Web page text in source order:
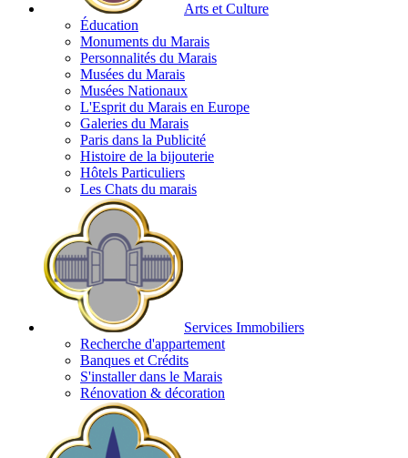
Arts et Culture
Éducation
Monuments du Marais
Personnalités du Marais
Musées du Marais
Musées Nationaux
L'Esprit du Marais en Europe
Galeries du Marais
Paris dans la Publicité
Histoire de la bijouterie
Hôtels Particuliers
Les Chats du marais
Services Immobiliers
Recherche d'appartement
Banques et Crédits
S'installer dans le Marais
Rénovation & décoration